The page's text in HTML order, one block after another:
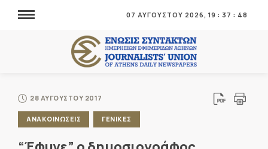
07 ΑΥΓΟΥΣΤΟΥ 2026, 19 : 37 : 48
28 ΑΥΓΟΥΣΤΟΥ 2017
ΑΝΑΚΟΙΝΩΣΕΙΣ ΓΕΝΙΚΕΣ